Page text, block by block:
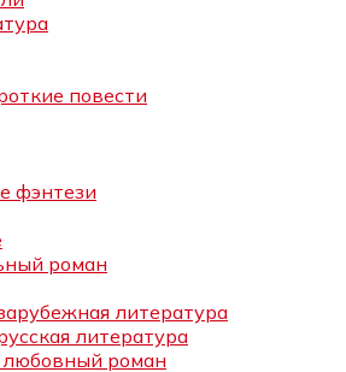
повести
фэнтези
роман
литература
литература
роман